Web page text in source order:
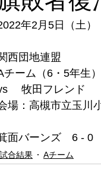
年2月5日（土）
西団地連盟
チーム（6・5年生）
　 牧田フレンド
場： 高槻市立玉川
面バーンズ　6 - 0
試合結果 Aチーム